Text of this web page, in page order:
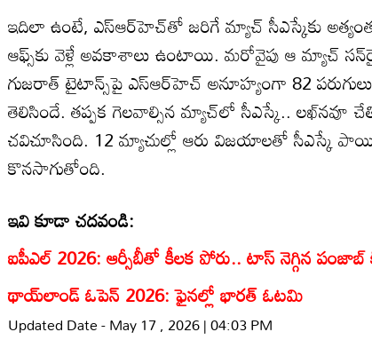
ఇదిలా ఉంటే, ఎస్ఆర్‌హెచ్‌తో జరిగే మ్యాచ్ సీఎస్కేకు అత్యంత
ఆఫ్స్‌కు వెళ్లే అవకాశాలు ఉంటాయి. మరోవైపు ఆ మ్యాచ్
గుజరాత్ టైటాన్స్‌పై ఎస్ఆర్‌హెచ్ అనూహ్యంగా 82
తెలిసిందే. తప్పక గెలవాల్సిన మ్యాచ్‌లో సీఎస్కే..
చవిచూసింది. 12 మ్యాచుల్లో ఆరు విజయాలతో సీఎస్కే
కొనసాగుతోంది.
ఇవి కూడా చదవండి:
ఐపీఎల్ 2026: ఆర్సీబీతో కీలక పోరు.. టాస్ నెగ్గిన పంజాబ్
థాయ్‌లాండ్ ఓపెన్ 2026: ఫైనల్లో భారత్ ఓటమి
Updated Date - May 17 , 2026 | 04:03 PM